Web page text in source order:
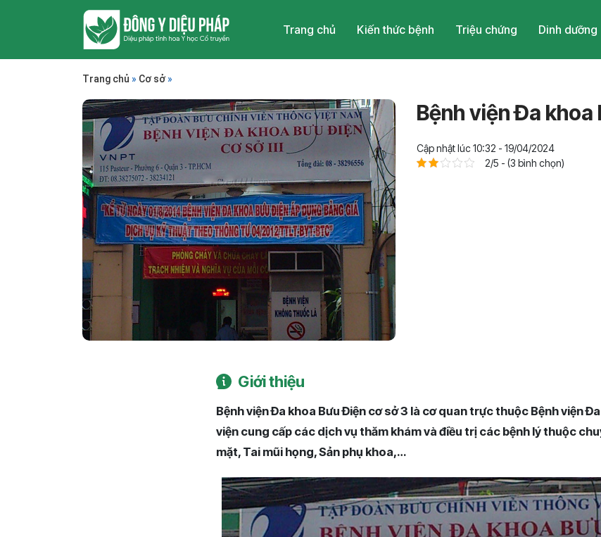
Trang chủ Kiến thức bệnh Triệu chứng Dinh dưỡng
Trang chủ » Cơ sở »
Bệnh viện Đa khoa
Cập nhật lúc 10:32 - 19/04/2024
2/5 - (3 bình chọn)
Giới thiệu
Bệnh viện Đa khoa Bưu Điện cơ sở 3 là cơ quan trực thuộc Bệnh viện
viện cung cấp các dịch vụ thăm khám và điều trị các bệnh lý thuộc
mặt, Tai mũi họng, Sản phụ khoa,…